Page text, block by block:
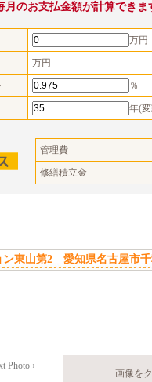
月のお支払金額が計算できま
万円
万円
％
年(
管理費
修繕積立金
ン東山第2 愛知県名古屋市
Photo ›
画像を